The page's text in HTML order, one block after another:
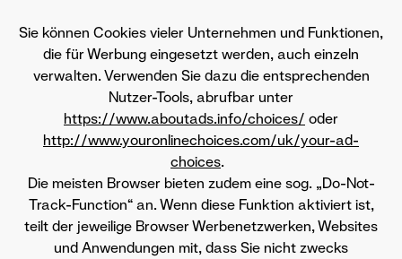
Sie können Cookies vieler Unternehmen und Funktionen,
die für Werbung eingesetzt werden, auch einzeln
verwalten. Verwenden Sie dazu die entsprechenden
Nutzer-Tools, abrufbar unter
https://www.aboutads.info/choices/ oder
http://www.youronlinechoices.com/uk/your-ad-
choices.
Die meisten Browser bieten zudem eine sog. „Do-Not-
Track-Function“ an. Wenn diese Funktion aktiviert ist,
teilt der jeweilige Browser Werbenetzwerken, Websites
und Anwendungen mit, dass Sie nicht zwecks